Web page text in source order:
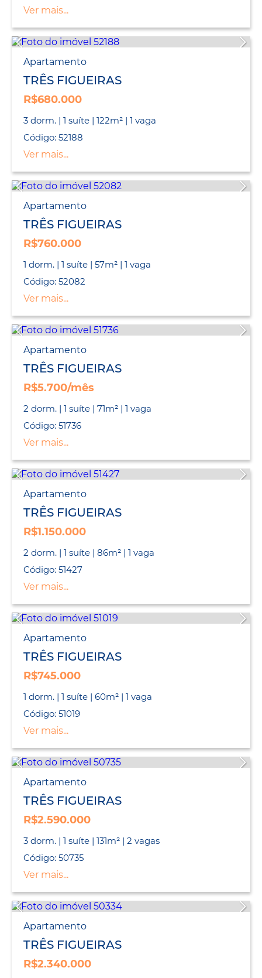
Ver mais...
Apartamento
TRÊS FIGUEIRAS
R$680.000
3 dorm. | 1 suíte | 122m² | 1 vaga
Código: 52188
Ver mais...
Apartamento
TRÊS FIGUEIRAS
R$760.000
1 dorm. | 1 suíte | 57m² | 1 vaga
Código: 52082
Ver mais...
Apartamento
TRÊS FIGUEIRAS
R$5.700/mês
2 dorm. | 1 suíte | 71m² | 1 vaga
Código: 51736
Ver mais...
Apartamento
TRÊS FIGUEIRAS
R$1.150.000
2 dorm. | 1 suíte | 86m² | 1 vaga
Código: 51427
Ver mais...
Apartamento
TRÊS FIGUEIRAS
R$745.000
1 dorm. | 1 suíte | 60m² | 1 vaga
Código: 51019
Ver mais...
Apartamento
TRÊS FIGUEIRAS
R$2.590.000
3 dorm. | 1 suíte | 131m² | 2 vagas
Código: 50735
Ver mais...
Apartamento
TRÊS FIGUEIRAS
R$2.340.000